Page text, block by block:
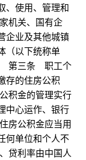
、使用、管理和
机关、国有企
企业及其他城镇
（以下统称单
第三条 职工个
存的住房公积
金的管理实行
中心运作、银行
公积金应当用
何单位和个人不
利率由中国人